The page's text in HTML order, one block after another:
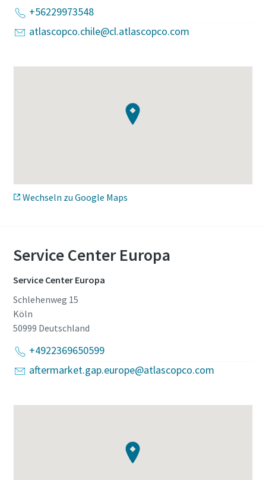
10 Schritte hin zu einer umweltfreundlichen
und effizienteren Produktion
Erfahren Sie mehr
+56229973548
atlascopco.chile@cl.atlascopco.com
Wechseln zu Google Maps
Service Center Europa
Service Center Europa
Schlehenweg 15
Köln
50999 Deutschland
+4922369650599
aftermarket.gap.europe@atlascopco.com